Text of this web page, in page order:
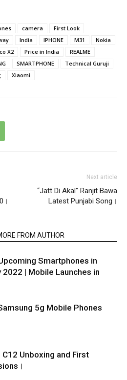
camera
First Look
India IPHONE M31
Nokia
X2 Price in India
REALME
SMARTPHONE
Technical Guruji
Xiaomi
Next article
“Jatt Di Akal” Ranjit Bawa
Latest Punjabi Song।
FROM AUTHOR
Smartphones in
2022 | Mobile Launches in
5g Mobile Phones
C12 Unboxing and First